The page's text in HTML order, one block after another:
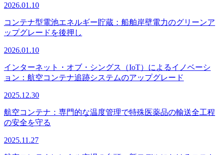
2026.01.10
コンテナ型電池エネルギー貯蔵：船舶岸壁電力のグリーンア
ップグレードを後押し
2026.01.10
インターネット・オブ・シングス（IoT）によるイノベーシ
ョン：航空コンテナ追跡システムのアップグレード
2025.12.30
航空コンテナ：専門的な温度管理で特殊医薬品の輸送全工程
の安全を守る
2025.11.27